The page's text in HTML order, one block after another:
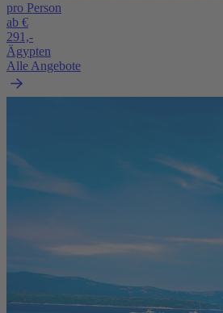
pro Person
ab €
291,-
Ägypten
Alle Angebote